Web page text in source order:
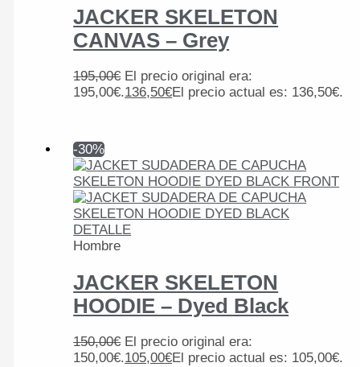
JACKER SKELETON
CANVAS – Grey
195,00€ El precio original era:
195,00€.136,50€El precio actual es: 136,50€.
-30%
Hombre
JACKER SKELETON
HOODIE – Dyed Black
150,00€ El precio original era:
150,00€.105,00€El precio actual es: 105,00€.